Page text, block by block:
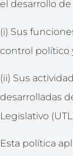
el desarrollo
(i) Sus
control político
(ii) Sus
desarrolladas
Legislativo
Esta política